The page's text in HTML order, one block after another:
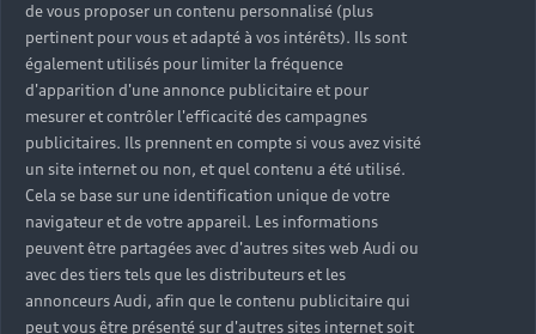
de vous proposer un contenu personnalisé (plus
pertinent pour vous et adapté à vos intérêts). Ils sont
également utilisés pour limiter la fréquence
d'apparition d'une annonce publicitaire et pour
mesurer et contrôler l'efficacité des campagnes
publicitaires. Ils prennent en compte si vous avez visité
un site internet ou non, et quel contenu a été utilisé.
Cela se base sur une identification unique de votre
navigateur et de votre appareil. Les informations
peuvent être partagées avec d'autres sites web Audi ou
avec des tiers tels que les distributeurs et les
annonceurs Audi, afin que le contenu publicitaire qui
peut vous être présenté sur d'autres sites internet soit